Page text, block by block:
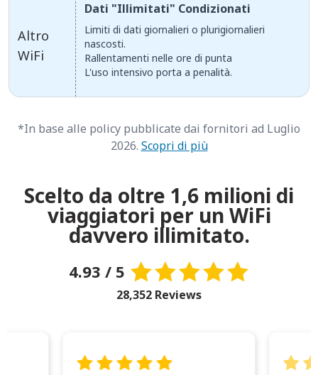
Altro
WiFi
Dati "Illimitati" Condizionati
Limiti di dati giornalieri o plurigiornalieri
nascosti.
Rallentamenti nelle ore di punta
L'uso intensivo porta a penalità.
*In base alle policy pubblicate dai fornitori ad Luglio
2026. Scopri di più
Scelto da oltre 1,6 milioni di
viaggiatori per un WiFi
davvero illimitato.
4.93 / 5
28,352 Reviews